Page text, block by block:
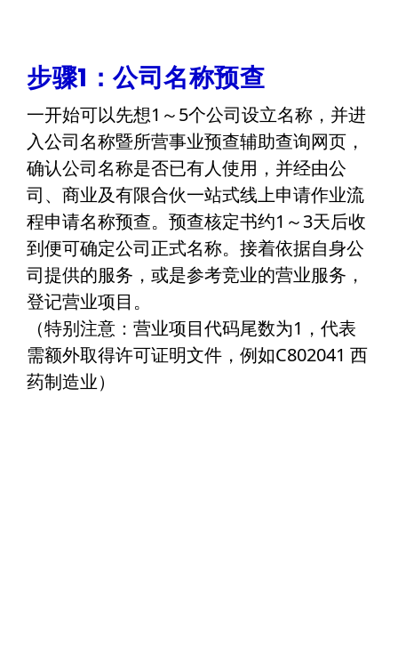
步骤1：公司名称预查
一开始可以先想1～5个公司设立名称，并进
入公司名称暨所营事业预查辅助查询网页，
确认公司名称是否已有人使用，并经由公
司、商业及有限合伙一站式线上申请作业流
程申请名称预查。预查核定书约1～3天后收
到便可确定公司正式名称。接着依据自身公
司提供的服务，或是参考竞业的营业服务，
登记营业项目。
（特别注意：营业项目代码尾数为1，代表
需额外取得许可证明文件，例如C802041 西
药制造业）